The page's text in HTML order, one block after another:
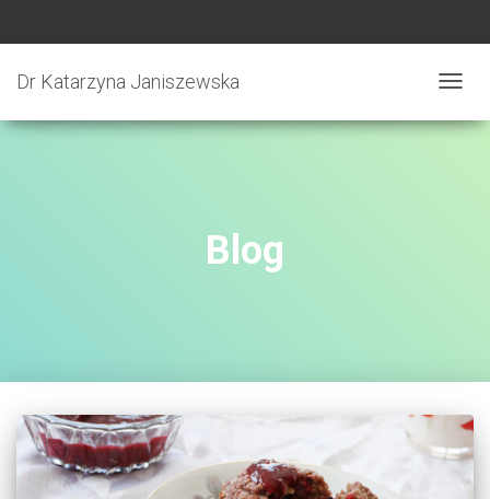
Dr Katarzyna Janiszewska
Blog